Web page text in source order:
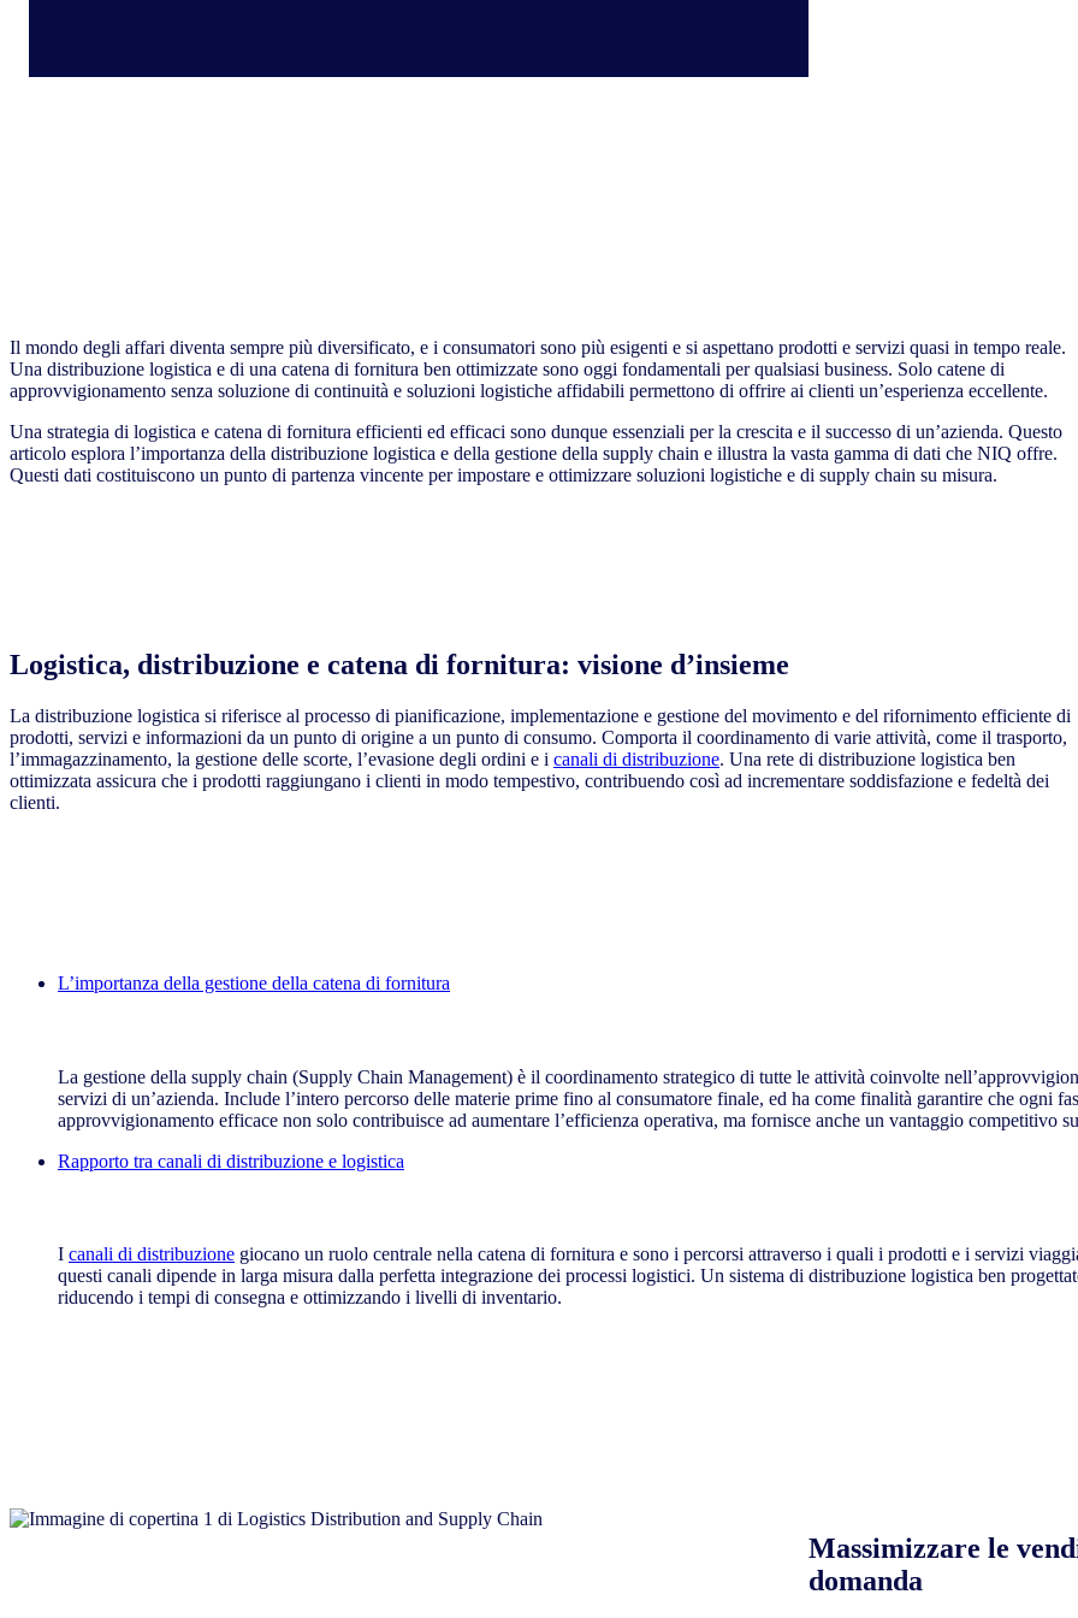
Il mondo degli affari diventa sempre più diversificato, e i consumatori sono più esigenti e si aspettano prodotti e servizi quasi in tempo reale.
Una distribuzione logistica e di una catena di fornitura ben ottimizzate sono oggi fondamentali per qualsiasi business. Solo catene di
approvvigionamento senza soluzione di continuità e soluzioni logistiche affidabili permettono di offrire ai clienti un’esperienza eccellente.
Una strategia di logistica e catena di fornitura efficienti ed efficaci sono dunque essenziali per la crescita e il successo di un’azienda. Questo
articolo esplora l’importanza della distribuzione logistica e della gestione della supply chain e illustra la vasta gamma di dati che NIQ offre.
Questi dati costituiscono un punto di partenza vincente per impostare e ottimizzare soluzioni logistiche e di supply chain su misura.
Logistica, distribuzione e catena di fornitura: visione d’insieme
La distribuzione logistica si riferisce al processo di pianificazione, implementazione e gestione del movimento e del rifornimento efficiente di
prodotti, servizi e informazioni da un punto di origine a un punto di consumo. Comporta il coordinamento di varie attività, come il trasporto,
l’immagazzinamento, la gestione delle scorte, l’evasione degli ordini e i canali di distribuzione. Una rete di distribuzione logistica ben
ottimizzata assicura che i prodotti raggiungano i clienti in modo tempestivo, contribuendo così ad incrementare soddisfazione e fedeltà dei
clienti.
L’importanza della gestione della catena di fornitura
La gestione della supply chain (Supply Chain Management) è il coordinamento strategico di tutte le attività coinvolte
servizi di un’azienda. Include l’intero percorso delle materie prime fino al consumatore finale, ed ha come finalità garantire che ogni
approvvigionamento efficace non solo contribuisce ad aumentare l’efficienza operativa, ma fornisce anche un vantaggio competitivo
Rapporto tra canali di distribuzione e logistica
I canali di distribuzione giocano un ruolo centrale nella catena di fornitura e sono i percorsi attraverso i quali i prodotti e i servizi
questi canali dipende in larga misura dalla perfetta integrazione dei processi logistici. Un sistema di distribuzione logistica ben
riducendo i tempi di consegna e ottimizzando i livelli di inventario.
Massimizzare le
domanda